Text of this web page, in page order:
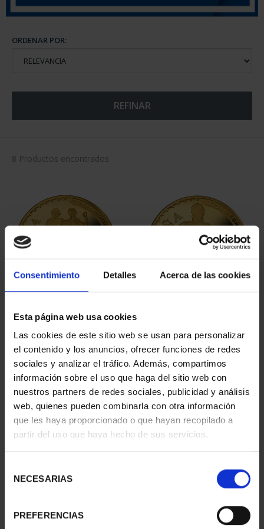
Consentimiento Detalles Acerca de las cookies
Esta página web usa cookies
Las cookies de este sitio web se usan para personalizar
el contenido y los anuncios, ofrecer funciones de redes
sociales y analizar el tráfico. Además, compartimos
información sobre el uso que haga del sitio web con
nuestros partners de redes sociales, publicidad y análisis
web, quienes pueden combinarla con otra información
que les haya proporcionado o que hayan recopilado a
partir del uso que haya hecho de sus servicios.
NECESARIAS
PREFERENCIAS
ORDENAR POR:
REFINAR
8 Productos encontrados
BICENTENARIO PRADO
2 ESCUDOS PASITELES
1.245,00 €
LEONI
1.245,00 €